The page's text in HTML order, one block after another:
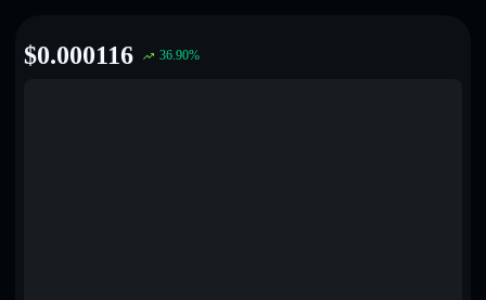
$0.000116 36.90%